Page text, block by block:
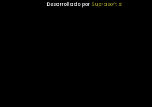
Desarrollado por Suprasoft sl